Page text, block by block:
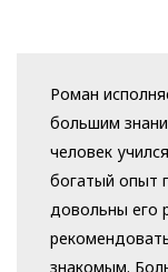
Роман
большим
человек
богатый опыт
довольны его
знакомым.